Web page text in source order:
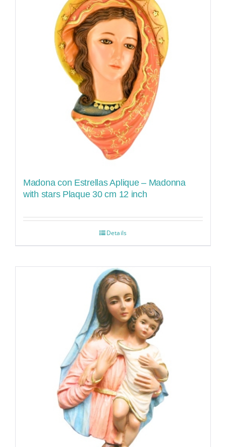
Madona con Estrellas Aplique – Madonna
with stars Plaque 30 cm 12 inch
Details